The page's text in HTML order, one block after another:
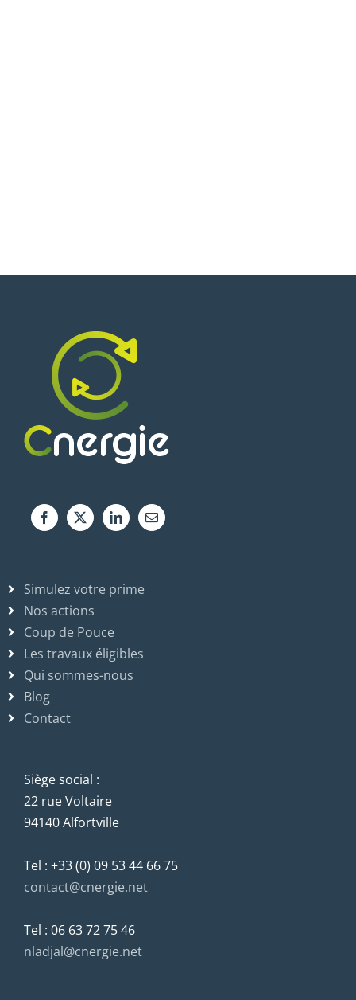
Simulez votre prime
Nos actions
Coup de Pouce
Les travaux éligibles
Qui sommes-nous
Blog
Contact
Siège social :
22 rue Voltaire
94140 Alfortville
Tel : +33 (0) 09 53 44 66 75
contact@cnergie.net
Tel : 06 63 72 75 46
nladjal@cnergie.net